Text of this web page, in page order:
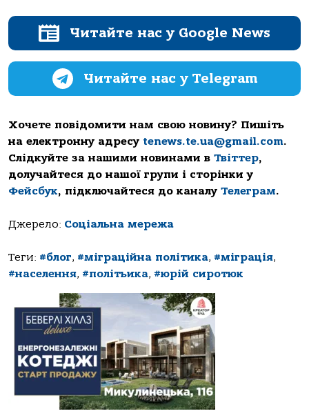
Читайте нас у Google News
Читайте нас у Telegram
Хочете повідомити нам свою новину? Пишіть
на електронну адресу tenews.te.ua@gmail.com.
Слідкуйте за нашими новинами в Твіттер,
долучайтеся до нашої групи і сторінки у
Фейсбук, підключайтеся до каналу Телеграм.
Джерело: Соціальна мережа
Теги: #блог, #міграційна політика, #міграція,
#населення, #політьика, #юрій сиротюк